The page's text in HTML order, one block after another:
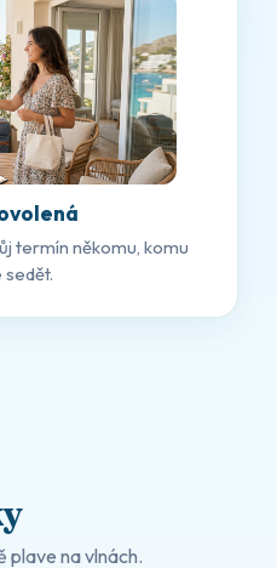
termín někomu, komu
plave na vlnách.